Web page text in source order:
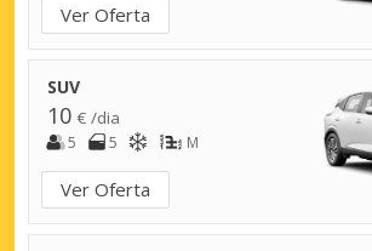
SUV
10 € /dia
Ver Oferta
5 5 M
Ver Oferta